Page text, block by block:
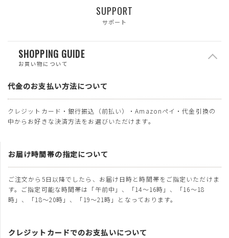
SUPPORT
サポート
SHOPPING GUIDE
お買い物について
代金のお支払い方法について
クレジットカード・銀行振込（前払い）・Amazonペイ・代金引換の
中からお好きな決済方法をお選びいただけます。
お届け時間帯の指定について
ご注文から5日以降でしたら、お届け日時と時間帯をご指定いただけま
す。ご指定可能な時間帯は「午前中」、「14～16時」、「16～18
時」、「18～20時」、「19～21時」となっております。
クレジットカードでのお支払いについて